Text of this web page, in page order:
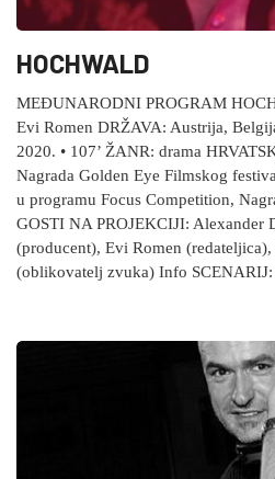
HOCHWALD
MEĐUNARODNI PROGRAM
Evi Romen DRŽAVA: Austrija,
2020. • 107’ ŽANR: drama
Nagrada Golden Eye Filmskog
u programu Focus Competition,
GOSTI NA PROJEKCIJI: Alexander
(producent), Evi Romen
(oblikovatelj zvuka) Info